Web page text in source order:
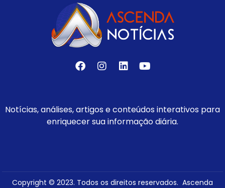
Notícias, análises, artigos e conteúdos interativos para
enriquecer sua informação diária.
Copyright © 2023. Todos os direitos reservados. Ascenda